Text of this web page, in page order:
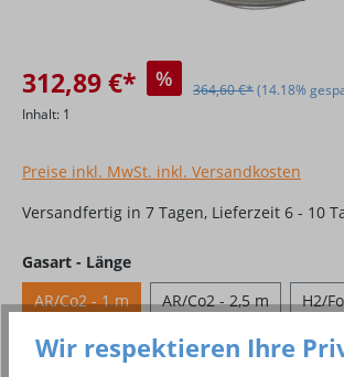
312,89 €* % 364,60 €*(14.18%
Inhalt: 1
Preise inkl. MwSt. inkl. Versandkosten
Versandfertig in 7 Tagen, Lieferzeit 6 - 10
Gasart - Längeauswählen
AR/Co2 - 1 m
AR/Co2 - 2,5 m H2/
O² - 1 m O² - 2,5 m
Wir respektieren Ihre